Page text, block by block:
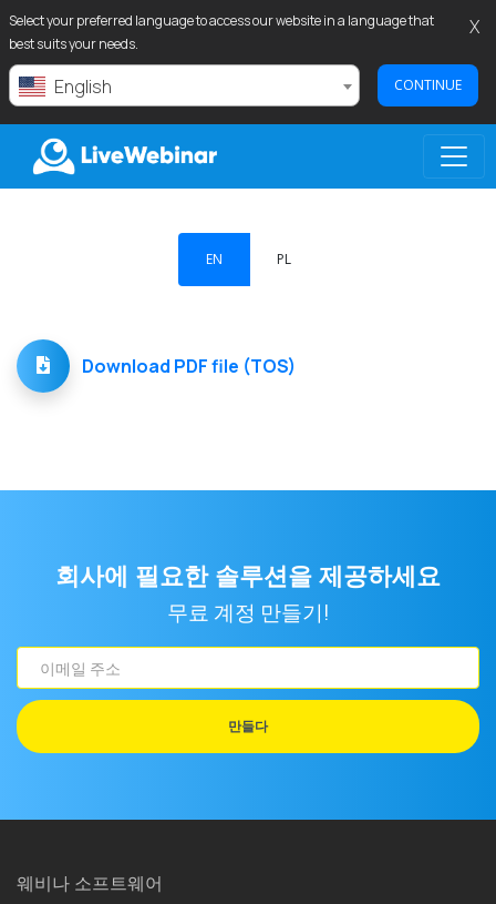
Select your preferred language to access our website in a language that
best suits your needs.
English CONTINUE
X
LIVEWEBINAR.COM
EN PL
Download PDF file (TOS)
회사에 필요한 솔루션을 제공하세요
무료 계정 만들기!
메
일
주
만들다
웨비나 소프트웨어